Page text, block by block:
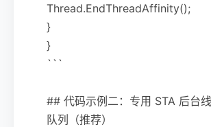
Thread.EndThreadAffinity();
}
}
```
## 代码示例二：专用 STA 后台
队列（推荐）